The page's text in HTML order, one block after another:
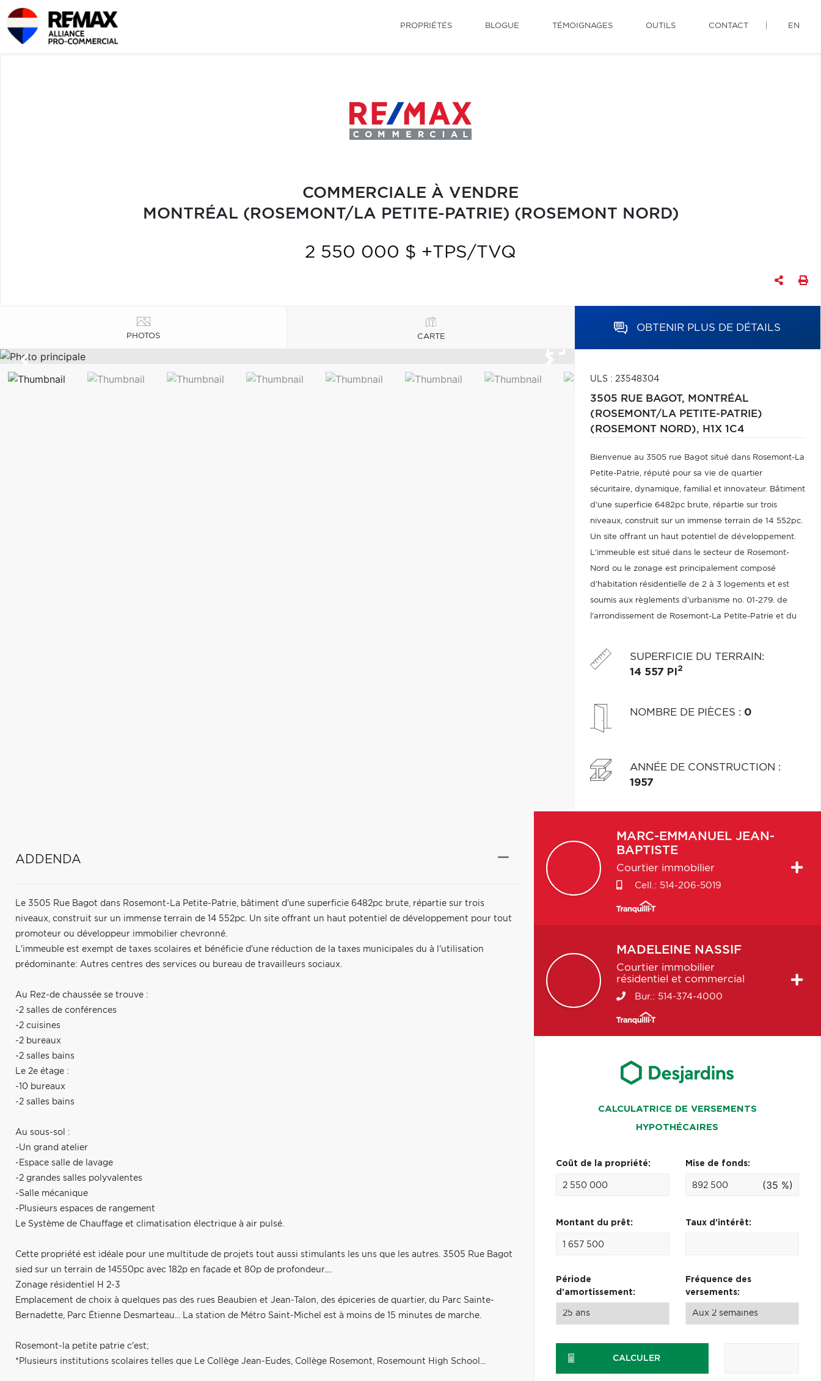
PROPRIÉTÉS BLOGUE TÉMOIGNAGES OUTILS CONTACT EN
COMMERCIALE À VENDRE
MONTRÉAL (ROSEMONT/LA PETITE-PATRIE) (ROSEMONT NORD)
2 550 000 $ +TPS/TVQ
PHOTOS CARTE
OBTENIR PLUS DE DÉTAILS
ULS : 23548304
3505 RUE BAGOT, MONTRÉAL
(ROSEMONT/LA PETITE-PATRIE)
(ROSEMONT NORD), H1X 1C4
Bienvenue au 3505 rue Bagot situé dans Rosemont-La
Petite-Patrie, réputé pour sa vie de quartier
sécuritaire, dynamique, familial et innovateur. Bâtiment
d'une superficie 6482pc brute, répartie sur trois
niveaux, construit sur un immense terrain de 14 552pc.
Un site offrant un haut potentiel de développement.
L'immeuble est situé dans le secteur de Rosemont-
Nord ou le zonage est principalement composé
d'habitation résidentielle de 2 à 3 logements et est
soumis aux règlements d'urbanisme no. 01-279. de
l'arrondissement de Rosemont-La Petite-Patrie et du
SUPERFICIE DU TERRAIN:
14 557 PI 2
NOMBRE DE PIÈCES : 0
ANNÉE DE CONSTRUCTION :
1957
ADDENDA
Le 3505 Rue Bagot dans Rosemont-La Petite-Patrie, bâtiment d'une superficie 6482pc brute, répartie sur trois
niveaux, construit sur un immense terrain de 14 552pc. Un site offrant un haut potentiel de développement pour tout
promoteur ou développeur immobilier chevronné.
L'immeuble est exempt de taxes scolaires et bénéficie d'une réduction de la taxes municipales du à l'utilisation
prédominante: Autres centres des services ou bureau de travailleurs sociaux.
Au Rez-de chaussée se trouve :
-2 salles de conférences
-2 cuisines
-2 bureaux
-2 salles bains
Le 2e étage :
-10 bureaux
-2 salles bains
Au sous-sol :
-Un grand atelier
-Espace salle de lavage
-2 grandes salles polyvalentes
-Salle mécanique
-Plusieurs espaces de rangement
Le Système de Chauffage et climatisation électrique à air pulsé.
Cette propriété est idéale pour une multitude de projets tout aussi stimulants les uns que les autres. 3505 Rue Bagot
sied sur un terrain de 14550pc avec 182p en façade et 80p de profondeur....
Zonage résidentiel H 2-3
Emplacement de choix à quelques pas des rues Beaubien et Jean-Talon, des épiceries de quartier, du Parc Sainte-
Bernadette, Parc Étienne Desmarteau... La station de Métro Saint-Michel est à moins de 15 minutes de marche.
Rosemont-la petite patrie c'est;
*Plusieurs institutions scolaires telles que Le Collège Jean-Eudes, Collège Rosemont, Rosemount High School...
MARC-EMMANUEL JEAN-
BAPTISTE
Courtier immobilier
Cell.: 514-206-5019
MADELEINE NASSIF
Courtier immobilier
résidentiel et commercial
Bur.: 514-374-4000
CALCULATRICE DE VERSEMENTS
HYPOTHÉCAIRES
Coût de la propriété: Mise de fonds:
(35 %)
Montant du prêt: Taux d'intérêt:
Période
d'amortissement:
Fréquence des
versements:
CALCULER